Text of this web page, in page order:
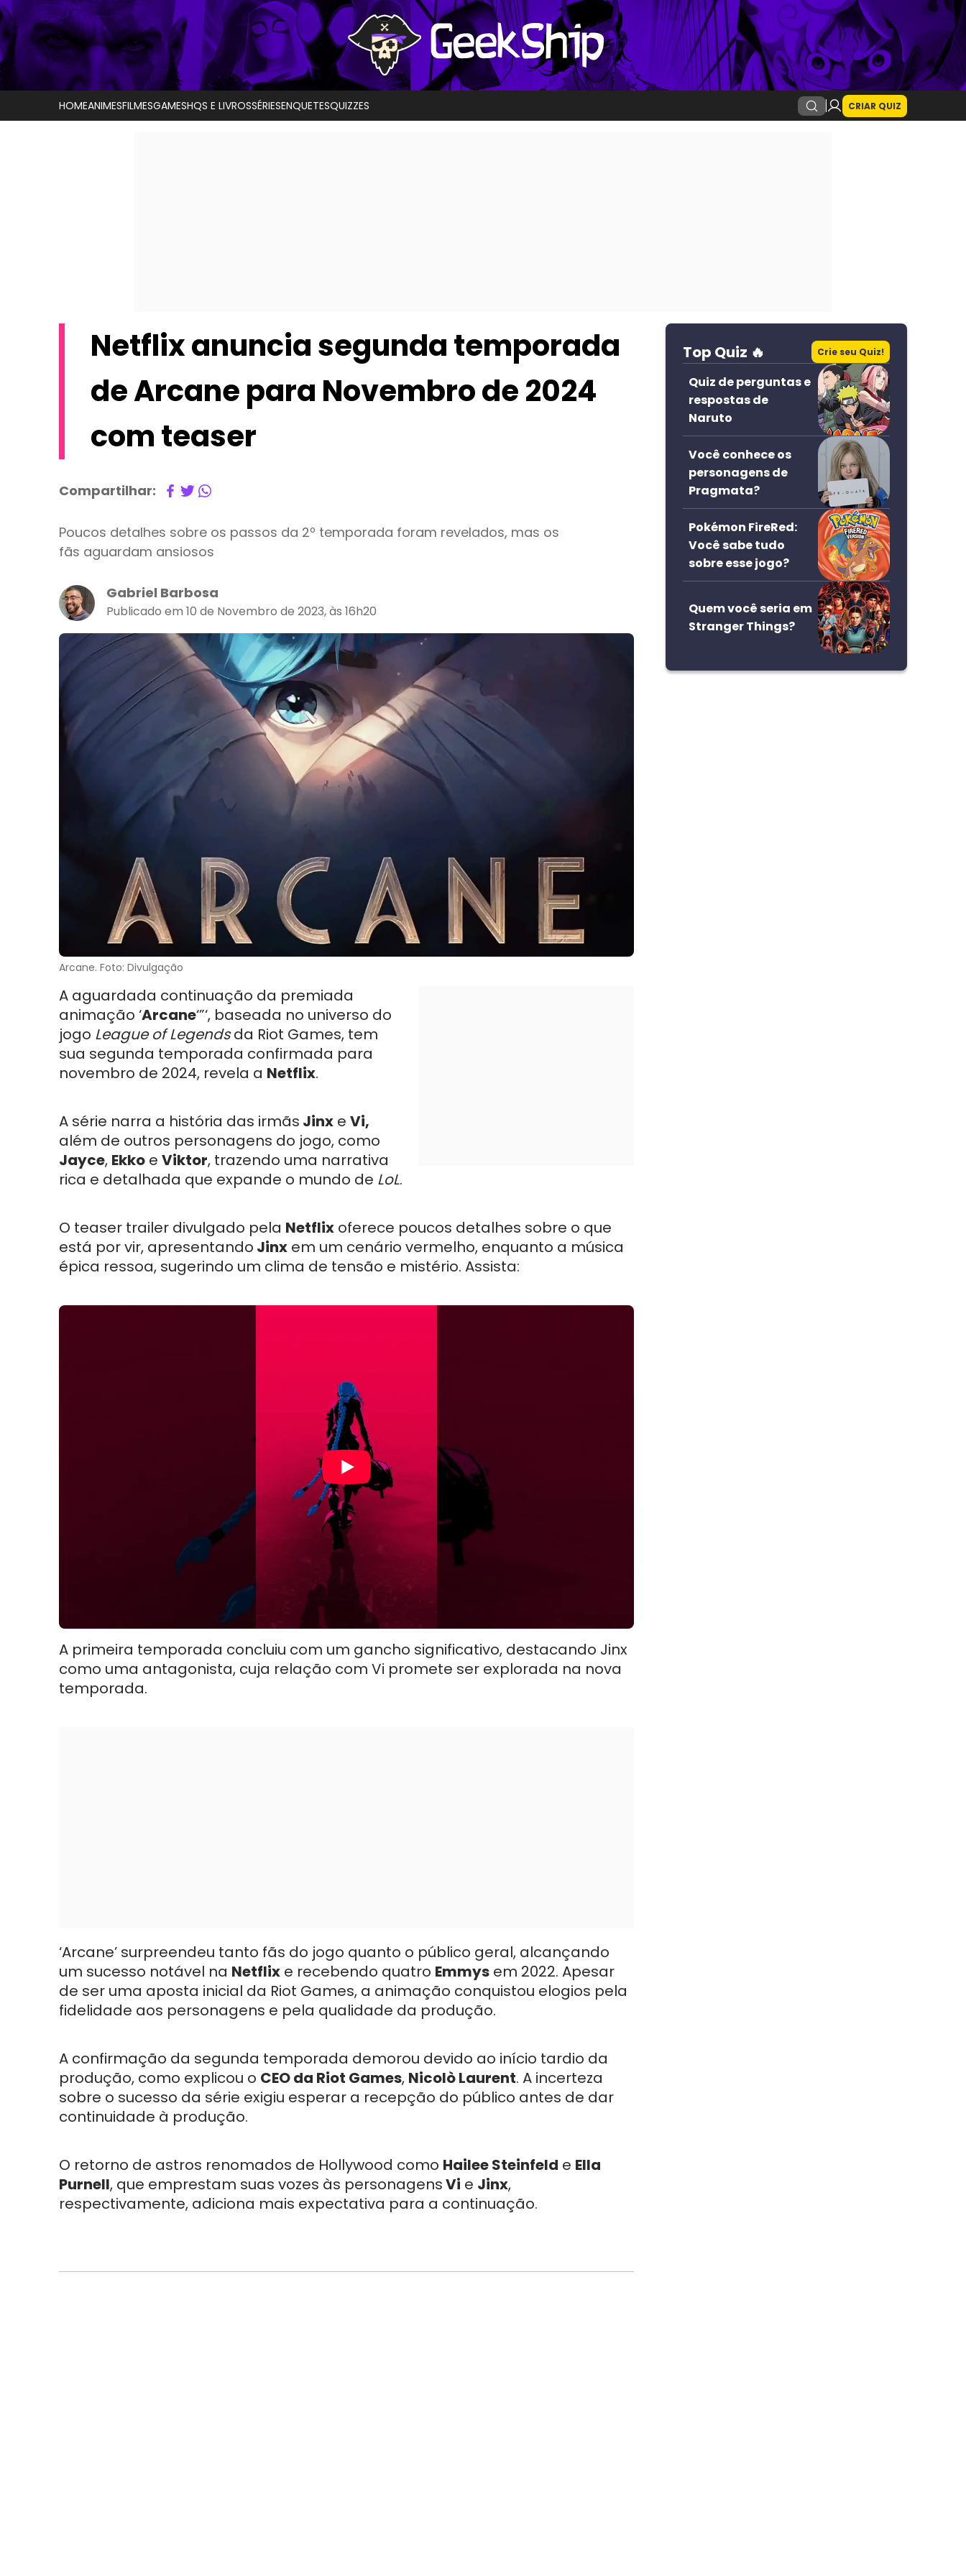
HOMEANIMESFILMESGAMESHQS E LIVROSSÉRIESENQUETESQUIZZES CRIAR QUIZ
Netflix anuncia segunda temporada
de Arcane para Novembro de 2024
com teaser
Compartilhar:
Poucos detalhes sobre os passos da 2º temporada foram revelados, mas os
fãs aguardam ansiosos
Gabriel Barbosa
Publicado em 10 de Novembro de 2023, às 16h20
Arcane. Foto: Divulgação
A aguardada continuação da premiada
animação ‘Arcane‘”‘, baseada no universo do
jogo League of Legendsda Riot Games, tem
sua segunda temporada confirmada para
novembro de 2024, revela a Netflix.
A série narra a história das irmãs Jinx e Vi,
além de outros personagens do jogo, como
Jayce, Ekko e Viktor, trazendo uma narrativa
rica e detalhada que expande o mundo de LoL.
O teaser trailer divulgado pela Netflix oferece poucos detalhes sobre o que
está por vir, apresentando Jinx em um cenário vermelho, enquanto a música
épica ressoa, sugerindo um clima de tensão e mistério. Assista:
A primeira temporada concluiu com um gancho significativo, destacando Jinx
como uma antagonista, cuja relação com Vi promete ser explorada na nova
temporada.
‘Arcane’ surpreendeu tanto fãs do jogo quanto o público geral, alcançando
um sucesso notável na Netflix e recebendo quatro Emmys em 2022. Apesar
de ser uma aposta inicial da Riot Games, a animação conquistou elogios pela
fidelidade aos personagens e pela qualidade da produção.
A confirmação da segunda temporada demorou devido ao início tardio da
produção, como explicou o CEO da Riot Games, Nicolò Laurent. A incerteza
sobre o sucesso da série exigiu esperar a recepção do público antes de dar
continuidade à produção.
O retorno de astros renomados de Hollywood como Hailee Steinfeld e Ella
Purnell, que emprestam suas vozes às personagensVi e Jinx,
respectivamente, adiciona mais expectativa para a continuação.
Top Quiz 🔥 Crie seu Quiz!
Quiz de perguntas e
respostas de
Naruto
Você conhece os
personagens de
Pragmata?
Pokémon FireRed:
Você sabe tudo
sobre esse jogo?
Quem você seria em
Stranger Things?